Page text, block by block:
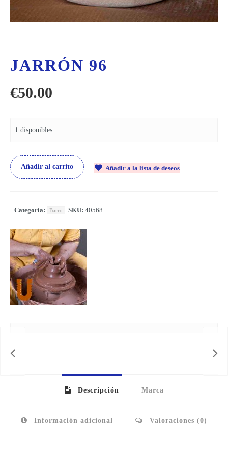
JARRÓN 96
€50.00
1 disponibles
Añadir al carrito Añadir a la lista de deseos
Categoría: Barro SKU: 40568
Descripción Marca
Información adicional Valoraciones (0)